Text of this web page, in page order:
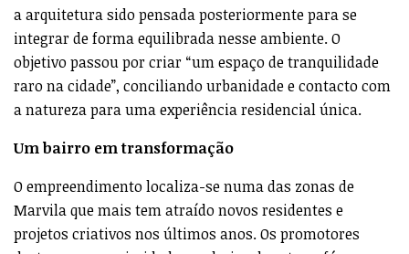
a arquitetura sido pensada posteriormente para se
integrar de forma equilibrada nesse ambiente. O
objetivo passou por criar “um espaço de tranquilidade
raro na cidade”, conciliando urbanidade e contacto com
a natureza para uma experiência residencial única.
Um bairro em transformação
O empreendimento localiza-se numa das zonas de
Marvila que mais tem atraído novos residentes e
projetos criativos nos últimos anos. Os promotores